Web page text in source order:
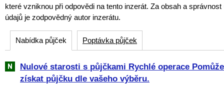
které vzniknou při odpovědi na tento inzerát. Za obsah a
údajů je zodpovědný autor inzerátu.
Nabídka půjček Poptávka půjček
Nulové starosti s půjčkami Rychlé operace
získat půjčku dle vašeho výběru.